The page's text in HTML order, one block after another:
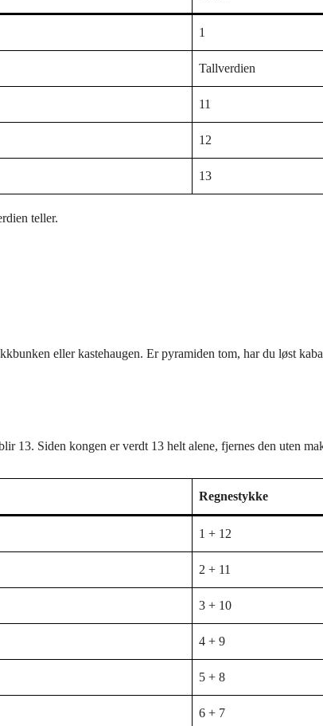
1
Tallverdien
11
12
13
teller.
eller kastehaugen. Er pyramiden tom, har du løst
13. Siden kongen er verdt 13 helt alene, fjernes den uten
Regnestykke
1 + 12
2 + 11
3 + 10
4 + 9
5 + 8
6 + 7